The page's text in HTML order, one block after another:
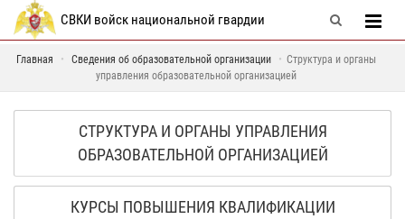
СВКИ войск национальной гвардии
Главная Сведения об образовательной организации
Структура и органы
управления образовательной организацией
СТРУКТУРА И ОРГАНЫ УПРАВЛЕНИЯ
ОБРАЗОВАТЕЛЬНОЙ ОРГАНИЗАЦИЕЙ
КУРСЫ ПОВЫШЕНИЯ КВАЛИФИКАЦИИ